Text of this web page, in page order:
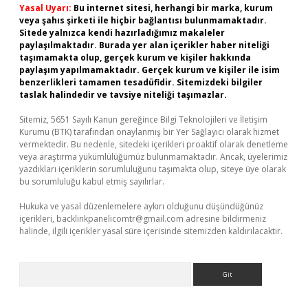
Yasal Uyarı: Bu internet sitesi, herhangi bir marka, kurum
veya şahıs şirketi ile hiçbir bağlantısı bulunmamaktadır.
Sitede yalnızca kendi hazırladığımız makaleler
paylaşılmaktadır. Burada yer alan içerikler haber niteliği
taşımamakta olup, gerçek kurum ve kişiler hakkında
paylaşım yapılmamaktadır. Gerçek kurum ve kişiler ile isim
benzerlikleri tamamen tesadüfidir. Sitemizdeki bilgiler
taslak halindedir ve tavsiye niteliği taşımazlar.
Sitemiz, 5651 Sayılı Kanun gereğince Bilgi Teknolojileri ve İletişim
Kurumu (BTK) tarafından onaylanmış bir Yer Sağlayıcı olarak hizmet
vermektedir. Bu nedenle, sitedeki içerikleri proaktif olarak denetleme
veya araştırma yükümlülüğümüz bulunmamaktadır. Ancak, üyelerimiz
yazdıkları içeriklerin sorumluluğunu taşımakta olup, siteye üye olarak
bu sorumluluğu kabul etmiş sayılırlar.
Hukuka ve yasal düzenlemelere aykırı olduğunu düşündüğünüz
içerikleri, backlinkpanelicomtr@gmail.com adresine bildirmeniz
halinde, ilgili içerikler yasal süre içerisinde sitemizden kaldırılacaktır.